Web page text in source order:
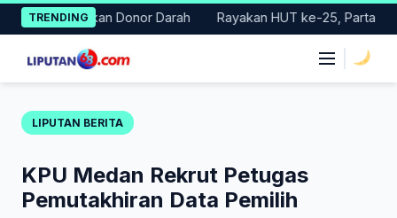
Skip
to
content
TRENDING
Gerakan Donor Darah Rayakan HUT ke-25, Partai
LIPUTAN BERITA
KPU Medan Rekrut Petugas
Pemutakhiran Data Pemilih